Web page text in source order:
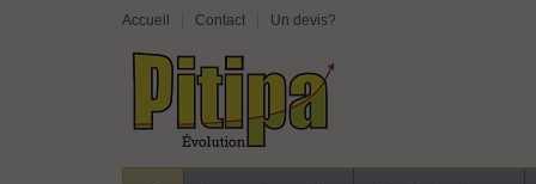
Accueil Contact Un devis?